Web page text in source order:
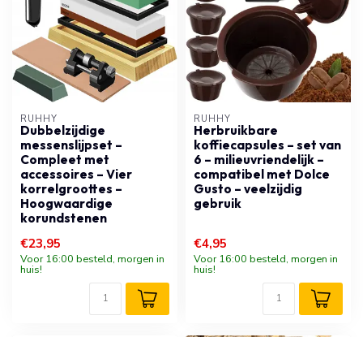
RUHHY
Dubbelzijdige
messenslijpset –
Compleet met
accessoires – Vier
korrelgroottes –
Hoogwaardige
korundstenen
€23,95
Voor 16:00 besteld, morgen in
huis!
RUHHY
Herbruikbare
koffiecapsules – set van
6 – milieuvriendelijk –
compatibel met Dolce
Gusto – veelzijdig
gebruik
€4,95
Voor 16:00 besteld, morgen in
huis!